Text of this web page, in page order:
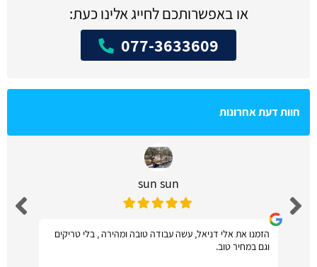
או באפשרותכם לחייג אלינו כעת:
077-3633609
חוות דעת אחרונות
sun sun
הזמנו את אלי דניאל, עשה עבודה טובה ומהירה , בלי טריקים
וגם במחיר טוב.